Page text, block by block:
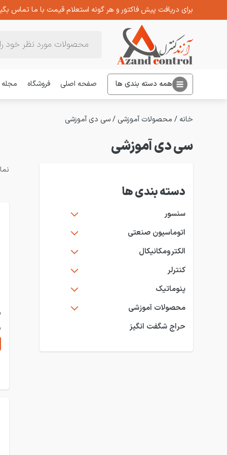
برای دریافت پیش فاکتور و هر گونه استعلام قیمت با ما تماس
همه دسته بندی ها صفحه اصلی فروشگاه مجله
خانه / محصولات آموزشی /سی دی آموزشی
سی دی آموزشی
دسته بندی ها
سنسور
اتوماسیون صنعتی
الکترومکانیکال
کنترلر
پنوماتیک
محصولات آموزشی
حراج شگفت انگیز
نمایش